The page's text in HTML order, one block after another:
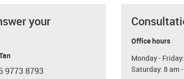
your
phone
9773 8793
Office hours
Monday -
Saturday: 8 am